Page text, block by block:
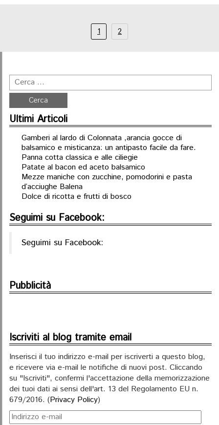
1 2
Ultimi Articoli
Gamberi al lardo di Colonnata ,arancia gocce di
balsamico e misticanza: un antipasto facile da fare.
Panna cotta classica e alle ciliegie
Patate al bacon ed aceto balsamico
Mezze maniche con zucchine, pomodorini e pasta
d’acciughe Balena
Dolce di ricotta e frutti di bosco
Seguimi su Facebook:
Seguimi su Facebook:
Pubblicità
Iscriviti al blog tramite email
Inserisci il tuo indirizzo e-mail per iscriverti a questo blog,
e ricevere via e-mail le notifiche di nuovi post. Cliccando
su "Iscriviti", confermi l'accettazione della memorizzazione
dei tuoi dati ai sensi dell'art. 13 del Regolamento EU n.
679/2016. (Privacy Policy)